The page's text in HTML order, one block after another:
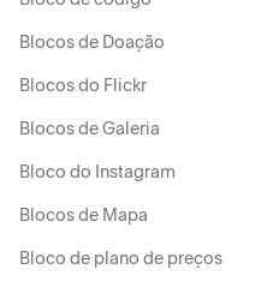
Blocos de Doação
Blocos do Flickr
Blocos de Galeria
Bloco do Instagram
Blocos de Mapa
Bloco de plano de preços